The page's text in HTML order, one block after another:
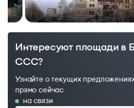
Интересуют площади в
CCC?
Узнайте о текущих
прямо сейчас
на связи